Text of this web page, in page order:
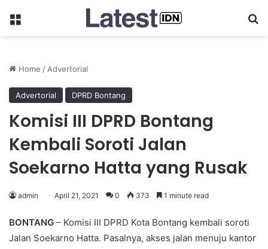
Menu
Home /Advertorial
Advertorial DPRD Bontang
Komisi III DPRD Bontang
Kembali Soroti Jalan
Soekarno Hatta yang Rusak
admin April 21, 2021 0 373 1 minute read
BONTANG – Komisi III DPRD Kota Bontang kembali soroti
Jalan Soekarno Hatta. Pasalnya, akses jalan menuju kantor